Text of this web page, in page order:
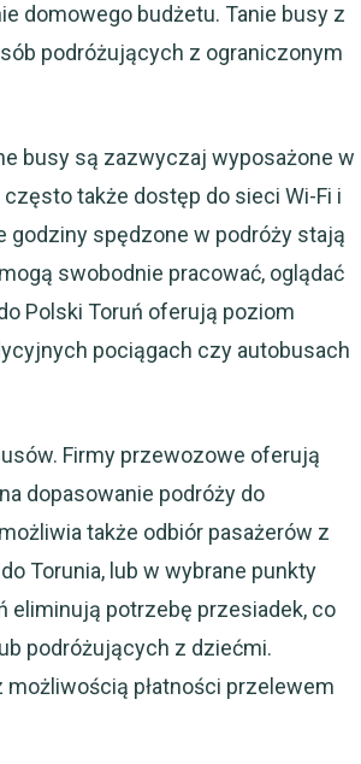
domowego budżetu. Tanie busy z
podróżujących z ograniczonym
busy są zazwyczaj wyposażone w
także dostęp do sieci Wi-Fi i
godziny spędzone w podróży stają
swobodnie pracować, oglądać
Polski Toruń oferują poziom
pociągach czy autobusach
Firmy przewozowe oferują
dopasowanie podróży do
także odbiór pasażerów z
Torunia, lub w wybrane punkty
eliminują potrzebę przesiadek, co
podróżujących z dziećmi.
płatności przelewem